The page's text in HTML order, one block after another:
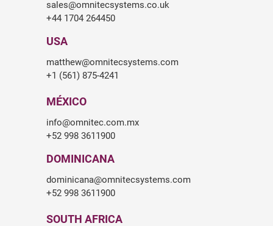
sales@omnitecsystems.co.uk
+44 1704 264450
USA
matthew@omnitecsystems.com
+1 (561) 875-4241
MÉXICO
info@omnitec.com.mx
+52 998 3611900
DOMINICANA
dominicana@omnitecsystems.com
+52 998 3611900
SOUTH AFRICA